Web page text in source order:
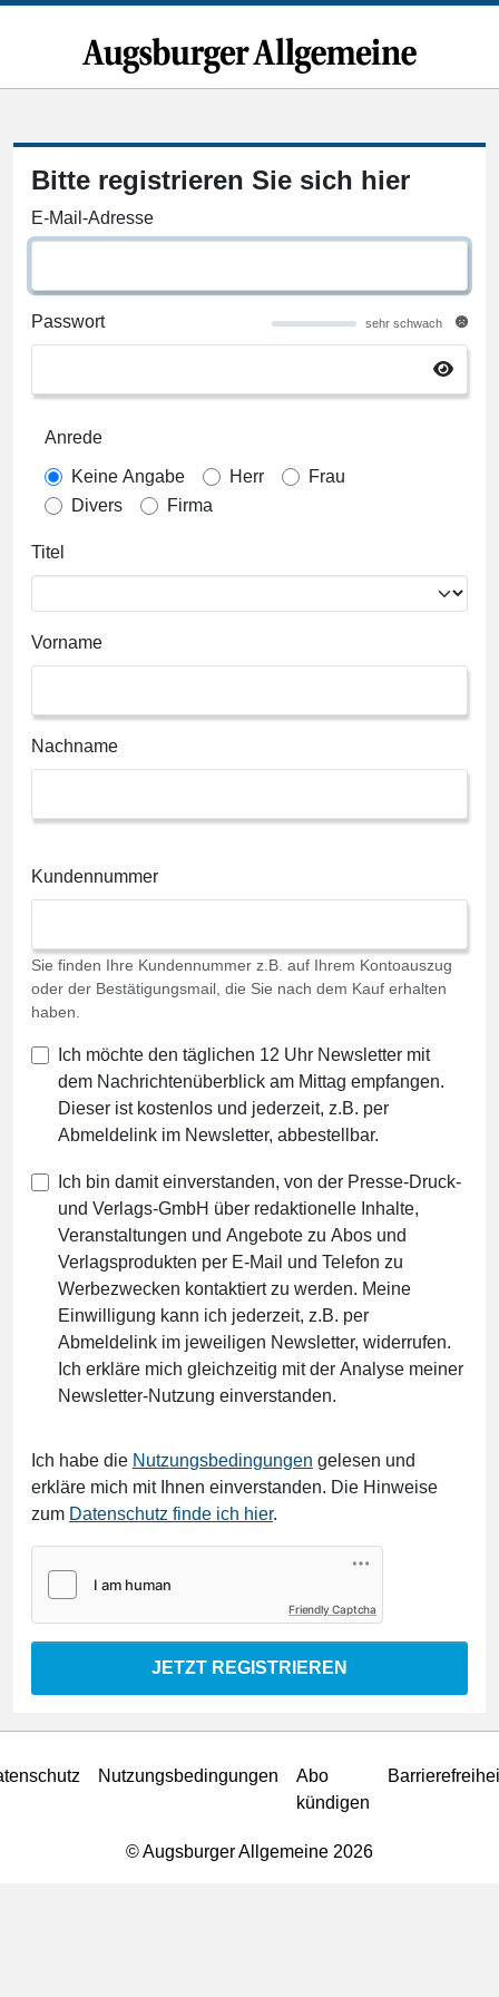
Bitte registrieren Sie sich hier
E-Mail-Adresse
Passwort sehr schwach
Anrede
Keine Angabe Herr
Frau
Divers
Firma
Titel
Vorname
Nachname
Kundennummer
Sie finden Ihre Kundennummer z.B. auf Ihrem Kontoauszug
oder der Bestätigungsmail, die Sie nach dem Kauf erhalten
haben.
Ich möchte den täglichen 12 Uhr Newsletter mit
dem Nachrichtenüberblick am Mittag empfangen.
Dieser ist kostenlos und jederzeit, z.B. per
Abmeldelink im Newsletter, abbestellbar.
Ich bin damit einverstanden, von der Presse-Druck-
und Verlags-GmbH über redaktionelle Inhalte,
Veranstaltungen und Angebote zu Abos und
Verlagsprodukten per E-Mail und Telefon zu
Werbezwecken kontaktiert zu werden. Meine
Einwilligung kann ich jederzeit, z.B. per
Abmeldelink im jeweiligen Newsletter, widerrufen.
Ich erkläre mich gleichzeitig mit der Analyse meiner
Newsletter-Nutzung einverstanden.
Ich habe die Nutzungsbedingungen gelesen und
erkläre mich mit Ihnen einverstanden. Die Hinweise
zum Datenschutz finde ich hier.
Friendly Captcha
JETZT REGISTRIEREN
Nutzungsbedingungen
Abo
kündigen
© Augsburger Allgemeine 2026